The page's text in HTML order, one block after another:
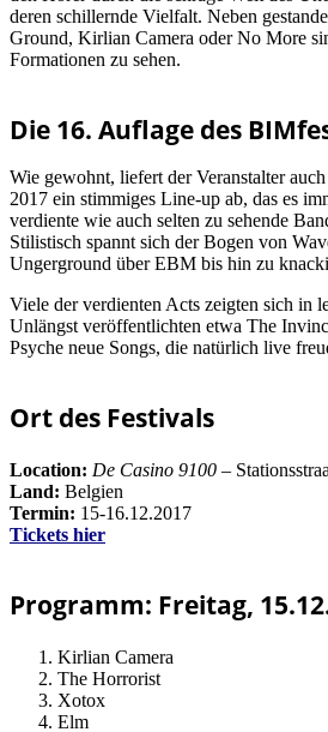
deren schillernde Vielfalt. Neben
Ground, Kirlian Camera oder No More
Formationen zu sehen.
Die 16. Auflage des
Wie gewohnt, liefert der Veranstalter
2017 ein stimmiges Line-up ab, das es
verdiente wie auch selten zu sehende
Stilistisch spannt sich der Bogen von
Ungerground über EBM bis hin zu
Viele der verdienten Acts zeigten sich in
Unlängst veröffentlichten etwa The
Psyche neue Songs, die natürlich live
Ort des Festivals
Location: De Casino 9100 –
Land: Belgien
Termin: 15-16.12.2017
Tickets hier
Programm: Freitag,
Kirlian Camera
The Horrorist
Xotox
Elm